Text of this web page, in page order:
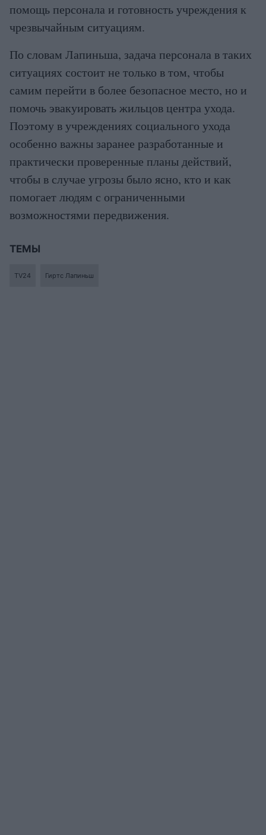
помощь персонала и готовность учреждения к
чрезвычайным ситуациям.
По словам Лапиньша, задача персонала в таких
ситуациях состоит не только в том, чтобы
самим перейти в более безопасное место, но и
помочь эвакуировать жильцов центра ухода.
Поэтому в учреждениях социального ухода
особенно важны заранее разработанные и
практически проверенные планы действий,
чтобы в случае угрозы было ясно, кто и как
помогает людям с ограниченными
возможностями передвижения.
ТЕМЫ
TV24 Гиртс Лапиньш